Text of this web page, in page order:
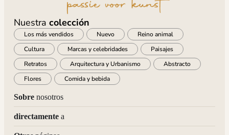
Nuestra colección
Los más vendidos Nuevo
Reino animal
Cultura
Marcas y celebridades
Paisajes
Retratos
Arquitectura y Urbanismo
Abstracto
Flores
Comida y bebida
Sobrenosotros
directamentea